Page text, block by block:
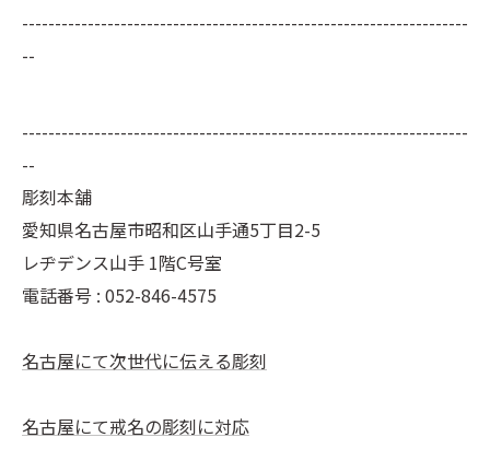
--------------------------------------------------------------------
--
--------------------------------------------------------------------
--
彫刻本舗
愛知県名古屋市昭和区山手通5丁目2-5
レヂデンス山手 1階C号室
電話番号 : 052-846-4575
名古屋にて次世代に伝える彫刻
名古屋にて戒名の彫刻に対応